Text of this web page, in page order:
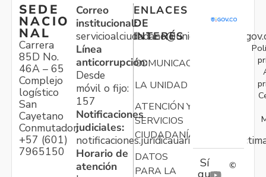
SEDE
NACIO
NAL
Carrera
85D No.
46A – 65
Complejo
logístico
San
Cayetano
Conmutador:
+57 (601)
7965150
Correo
institucional:
Línea
anticorrupción:
Desde
móvil o fijo:
157
Notificaciones
judiciales:
Horario de
atención
ENLACES
DE
INTERÉS
COMUNICACIONES
LA UNIDAD
ATENCIÓN Y
SERVICIOS
CIUDADANÍA
DATOS
PARA LA
Sí
gu
©